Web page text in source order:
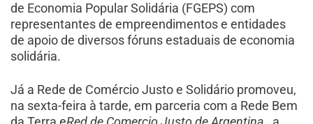
de Economia Popular Solidária (FGEPS) com
representantes de empreendimentos e entidades
de apoio de diversos fóruns estaduais de economia
solidária.
Já a Rede de Comércio Justo e Solidário promoveu,
na sexta-feira à tarde, em parceria com a Rede Bem